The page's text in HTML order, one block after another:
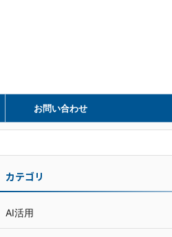
お問い合わせ
カテゴリ
AI活用